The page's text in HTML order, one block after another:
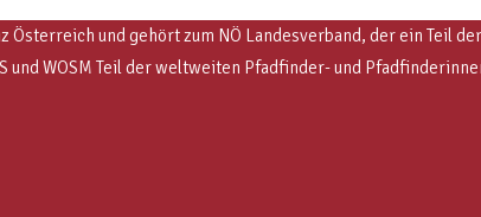
und gehört zum NÖ Landesverband, der ein Teil
und WOSM Teil der weltweiten Pfadfinder- und